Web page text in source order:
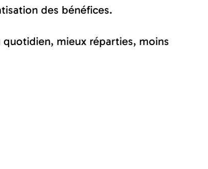
des bénéfices.
mieux réparties, moins